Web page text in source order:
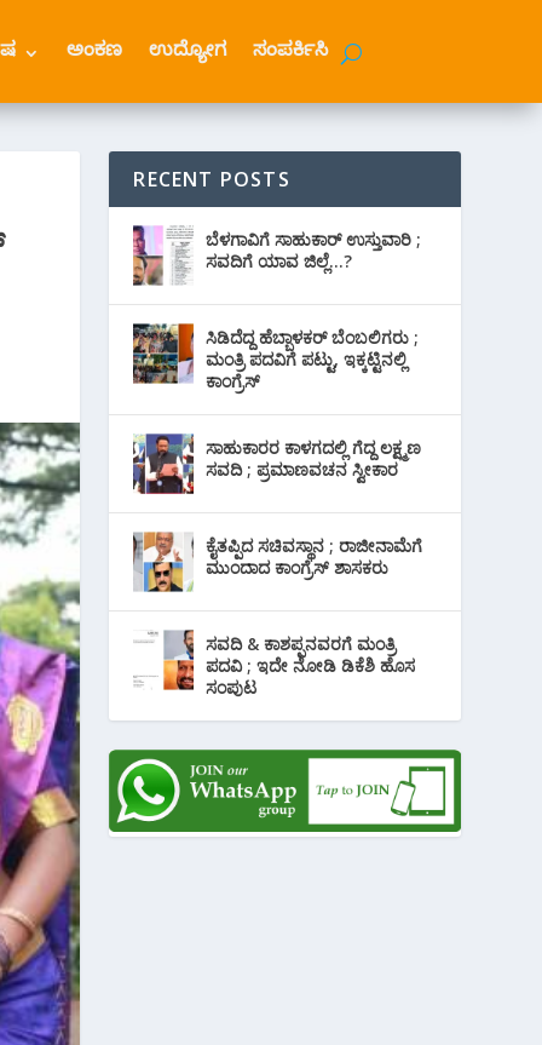
ಅಂಕಣ ಉದ್ಯೋಗ ಸಂಪರ್ಕಿಸಿ
RECENT POSTS
ಬೆಳಗಾವಿಗೆ ಸಾಹುಕಾರ್ ಉಸ್ತುವಾರಿ ;
ಸವದಿಗೆ ಯಾವ ಜಿಲ್ಲೆ…?
ಸಿಡಿದೆದ್ದ ಹೆಬ್ಬಾಳಕರ್ ಬೆಂಬಲಿಗರು ;
ಮಂತ್ರಿ ಪದವಿಗೆ ‌ಪಟ್ಟು, ಇಕ್ಕಟ್ಟಿನಲ್ಲಿ
ಕಾಂಗ್ರೆಸ್
ಸಾಹುಕಾರರ ಕಾಳಗದಲ್ಲಿ ಗೆದ್ದ ಲಕ್ಷ್ಮಣ
ಸವದಿ ; ಪ್ರಮಾಣವಚನ ಸ್ವೀಕಾರ
ಕೈತಪ್ಪಿದ ಸಚಿವಸ್ಥಾನ ; ರಾಜೀನಾಮೆಗೆ
ಮುಂದಾದ ಕಾಂಗ್ರೆಸ್ ‌ಶಾಸಕರು
ಸವದಿ & ಕಾಶಪ್ಪನವರಗೆ ಮಂತ್ರಿ
ಪದವಿ ; ಇದೇ ನೋಡಿ‌ ಡಿಕೆಶಿ ಹೊಸ
ಸಂಪುಟ